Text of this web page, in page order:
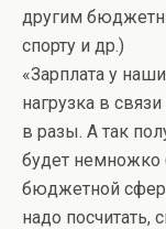
другим
спорту и др.)
«Зарплата у
нагрузка в
в разы. А так
будет немножко
бюджетной
надо посчитать,